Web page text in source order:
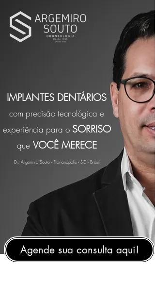
IMPLANTES DENTÁRIOS
com precisão tecnológica e
experiência para o SORRISO
que VOCÊ MERECE
Dr. Argemiro Souto - Florianópolis - SC - Brasil
Agende sua consulta aqui!